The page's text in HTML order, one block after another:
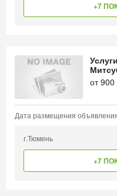
+7
от900
Дата размещения
г.Тюмень
+7